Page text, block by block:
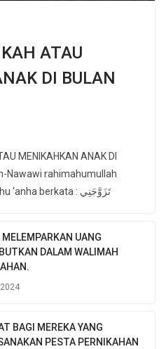
ATAU
DI BULAN
MENIKAHKAN ANAK DI
Nawawi rahimahumullah
Ta’ala Dari Aisyah radhiyallahu ‘anha berkata : تَزَوَّجَنِي
MELEMPARKAN UANG
DALAM WALIMAH
BAGI MEREKA YANG
PESTA PERNIKAHAN